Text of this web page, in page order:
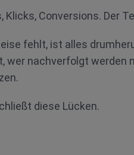
Klicks, Conversions. Der
fehlt, ist alles
wer nachverfolgt werden
diese Lücken.